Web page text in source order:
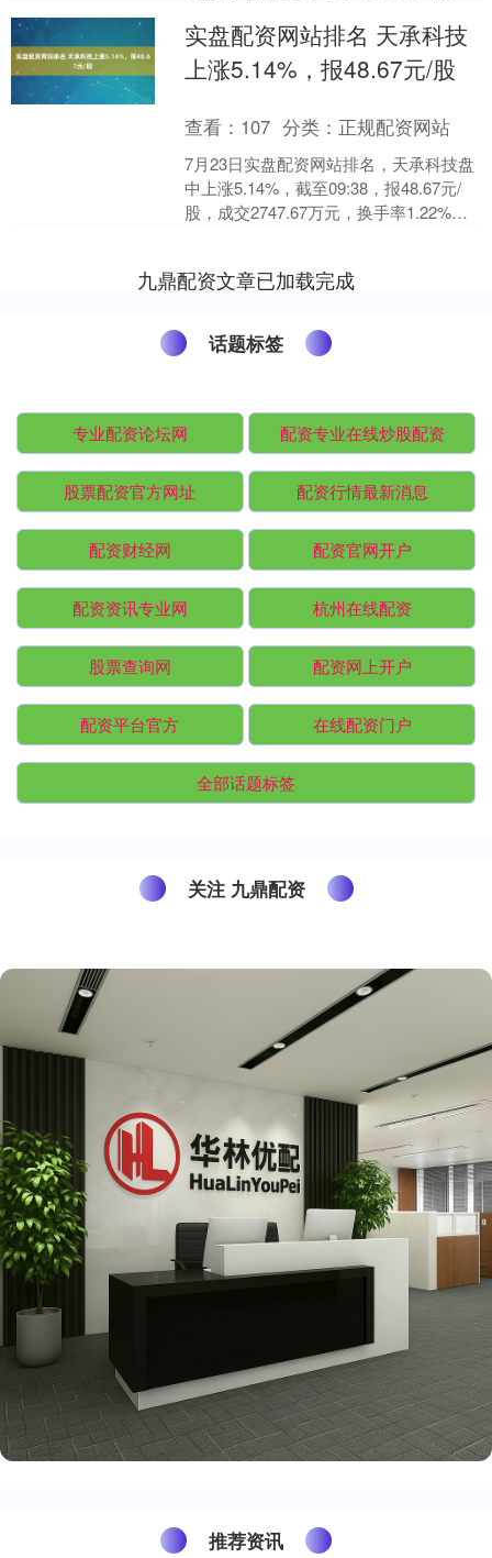
授....
实盘配资网站排名 天承科技
上涨5.14%，报48.67元/股
查看： 107 分类： 正规配资网站
7月23日实盘配资网站排名，天承科技盘
中上涨5.14%，截至09:38，报48.67元/
股，成交2747.67万元，换手率1.22%，
九鼎配资文章已加载完成
话题标签
专业配资论坛网 配资专业在线炒股配资
股票配资官方网址 配资行情最新消息
配资财经网 配资官网开户
配资资讯专业网 杭州在线配资
股票查询网 配资网上开户
配资平台官方 在线配资门户
全部话题标签
关注 九鼎配资
推荐资讯